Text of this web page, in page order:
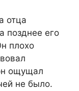
отца
позднее его
плохо
ощущал
не было.